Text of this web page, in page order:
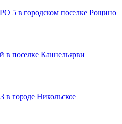
5 в городском поселке Рощино
в поселке Каннельярви
городе Никольское